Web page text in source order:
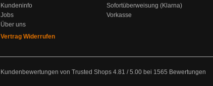
Kundeninfo
Jobs
Über uns
Vertrag Widerrufen
Sofortüberweisung (Klarna)
Vorkasse
Kundenbewertungen von Trusted Shops 4.81 /5.00 bei 1565 Bewertungen